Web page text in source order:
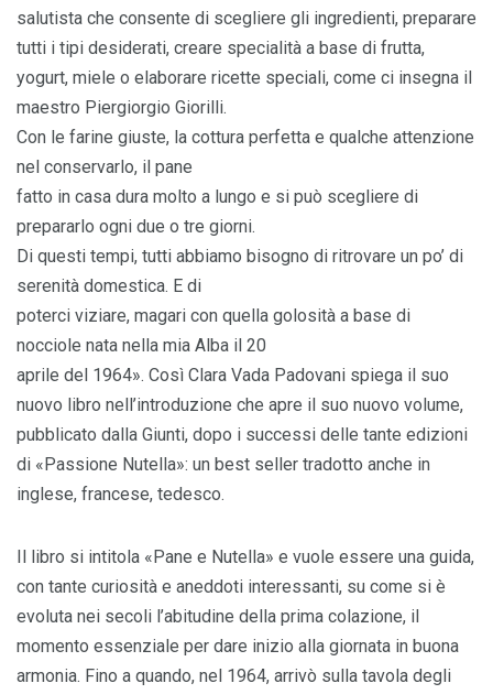
salutista che consente di scegliere gli ingredienti, preparare
tutti i tipi desiderati, creare specialità a base di frutta,
yogurt, miele o elaborare ricette speciali, come ci insegna il
maestro Piergiorgio Giorilli.
Con le farine giuste, la cottura perfetta e qualche attenzione
nel conservarlo, il pane
fatto in casa dura molto a lungo e si può scegliere di
prepararlo ogni due o tre giorni.
Di questi tempi, tutti abbiamo bisogno di ritrovare un po’ di
serenità domestica. E di
poterci viziare, magari con quella golosità a base di
nocciole nata nella mia Alba il 20
aprile del 1964». Così Clara Vada Padovani spiega il suo
nuovo libro nell’introduzione che apre il suo nuovo volume,
pubblicato dalla Giunti, dopo i successi delle tante edizioni
di «Passione Nutella»: un best seller tradotto anche in
inglese, francese, tedesco.
Il libro si intitola «Pane e Nutella» e vuole essere una guida,
con tante curiosità e aneddoti interessanti, su come si è
evoluta nei secoli l’abitudine della prima colazione, il
momento essenziale per dare inizio alla giornata in buona
armonia. Fino a quando, nel 1964, arrivò sulla tavola degli